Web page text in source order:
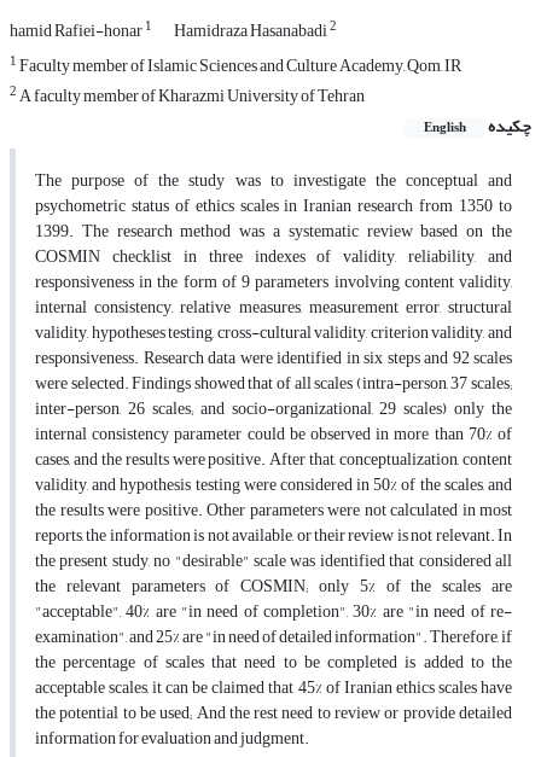
hamid Rafiei-honar1 Hamidraza Hasanabadi2
1Faculty member of Islamic Sciences and Culture Academy, Qom, IR
2A faculty member of Kharazmi University of Tehran
چکیده
English
The purpose of the study was to investigate the conceptual and
psychometric status of ethics scales in Iranian research from 1350 to
1399. The research method was a systematic review based on the
COSMIN checklist in three indexes of validity, reliability, and
responsiveness in the form of 9 parameters involving content validity,
internal consistency, relative measures, measurement error, structural
validity, hypotheses testing, cross-cultural validity, criterion validity, and
responsiveness. Research data were identified in six steps and 92 scales
were selected. Findings showed that of all scales (intra-person, 37 scales;
inter-person, 26 scales; and socio-organizational, 29 scales) only the
internal consistency parameter could be observed in more than 70% of
cases, and the results were positive. After that, conceptualization, content
validity, and hypothesis testing were considered in 50% of the scales, and
the results were positive. Other parameters were not calculated in most
reports, the information is not available, or their review is not relevant. In
the present study, no "desirable" scale was identified that considered all
the relevant parameters of COSMIN; only 5% of the scales are
"acceptable", 40% are "in need of completion", 30% are "in need of re-
examination", and 25% are "in need of detailed information". Therefore, if
the percentage of scales that need to be completed is added to the
acceptable scales, it can be claimed that 45% of Iranian ethics scales have
the potential to be used; And the rest need to review or provide detailed
information for evaluation and judgment.